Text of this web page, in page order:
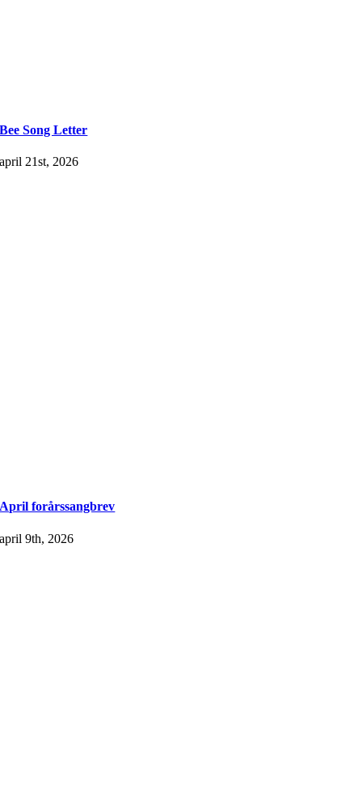
Bee Song Letter
april 21st, 2026
April forårssangbrev
april 9th, 2026